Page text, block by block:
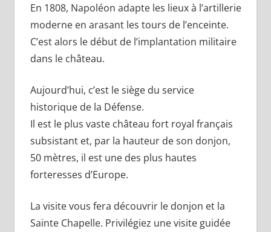
En 1808, Napoléon adapte les lieux à l’artillerie
moderne en arasant les tours de l’enceinte.
C’est alors le début de l’implantation militaire
dans le château.
Aujourd’hui, c’est le siège du service
historique de la Défense.
Il est le plus vaste château fort royal français
subsistant et, par la hauteur de son donjon,
50 mètres, il est une des plus hautes
forteresses d’Europe.
La visite vous fera découvrir le donjon et la
Sainte Chapelle. Privilégiez une visite guidée